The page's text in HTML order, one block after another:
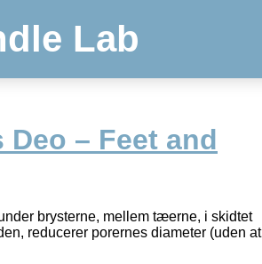
Lab
Deo – Feet and
brysterne, mellem tæerne, i skidtet
reducerer porernes diameter (uden at